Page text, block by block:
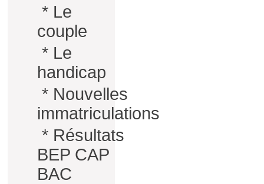
* Le
couple
* Le
handicap
* Nouvelles
immatriculations
* Résultats
BEP CAP
BAC